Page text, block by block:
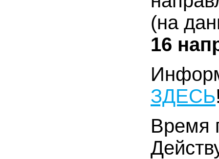
(на
16
ЗДЕСЬ
Время